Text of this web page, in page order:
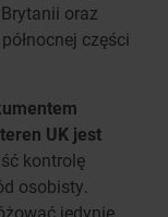
oraz
części
UK jest
kontrolę
osobisty.
jedynie